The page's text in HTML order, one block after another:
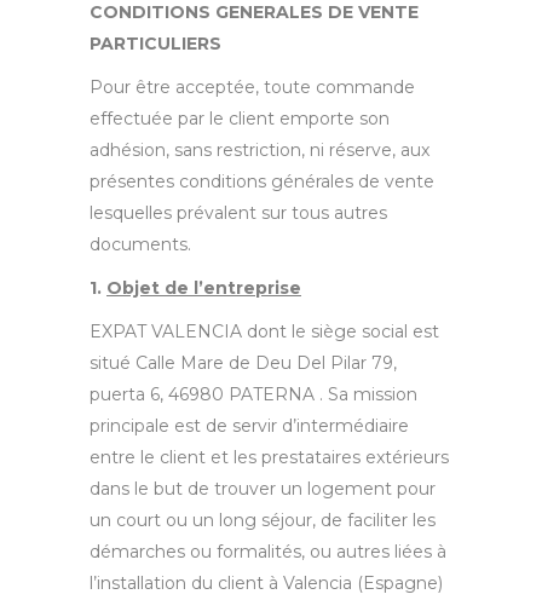
CONDITIONS GENERALES DE VENTE
PARTICULIERS
Pour être acceptée, toute commande
effectuée par le client emporte son
adhésion, sans restriction, ni réserve, aux
présentes conditions générales de vente
lesquelles prévalent sur tous autres
documents.
1. Objet de l’entreprise
EXPAT VALENCIA dont le siège social est
situé Calle Mare de Deu Del Pilar 79,
puerta 6, 46980 PATERNA . Sa mission
principale est de servir d’intermédiaire
entre le client et les prestataires extérieurs
dans le but de trouver un logement pour
un court ou un long séjour, de faciliter les
démarches ou formalités, ou autres liées à
l’installation du client à Valencia (Espagne)